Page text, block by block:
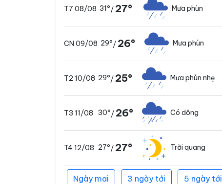
T7 08/08 31°/ 27° Mưa phùn
CN 09/08 29°/ 26° Mưa phùn
T2 10/08 29°/ 25° Mưa phùn nhẹ
T3 11/08 30°/ 26° Có dông
T4 12/08 27°/ 27° Trời quang
Ngày mai 3 ngày tới 5 ngày tới